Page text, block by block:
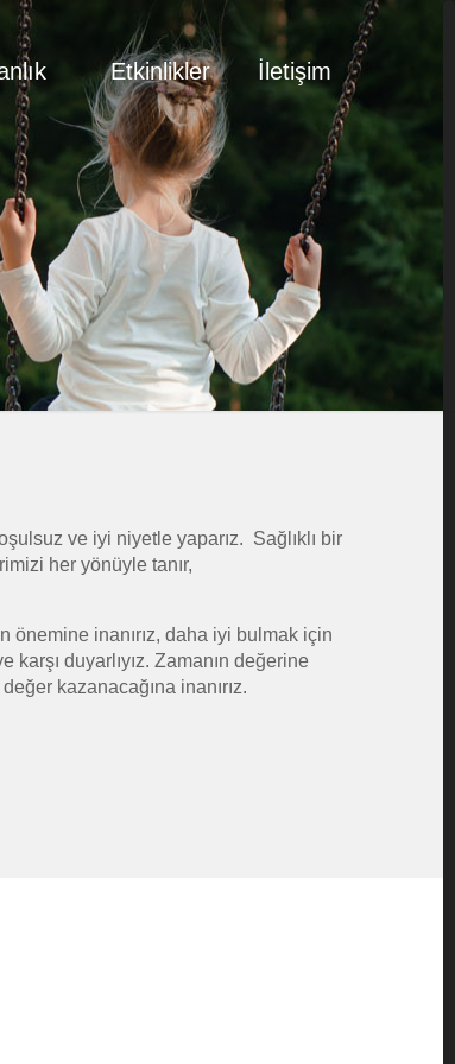
Etkinlikler İletişim
ve iyi niyetle yaparız. Sağlıklı bir
her yönüyle tanır,
inanırız, daha iyi bulmak için
duyarlıyız. Zamanın değerine
kazanacağına inanırız.